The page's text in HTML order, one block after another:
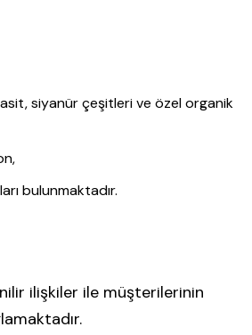
siyanür çeşitleri ve özel organik
bulunmaktadır.
ilişkiler ile müşterilerinin